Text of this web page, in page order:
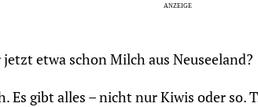
jetzt etwa schon Milch aus Neuseeland?
Es gibt alles – nicht nur Kiwis oder so.